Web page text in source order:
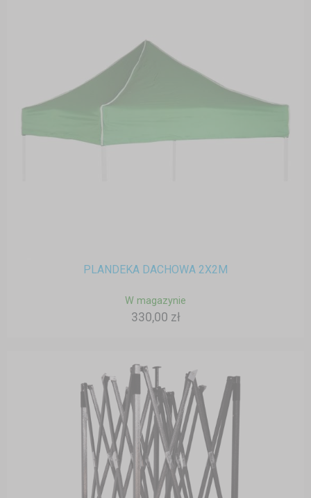
PLANDEKA DACHOWA 2X2M
W magazynie
330,00 zł